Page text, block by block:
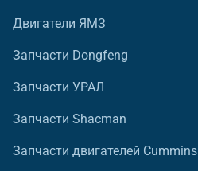
Двигатели ЯМЗ
Запчасти Dongfeng
Запчасти УРАЛ
Запчасти Shacman
Запчасти двигателей Cummins